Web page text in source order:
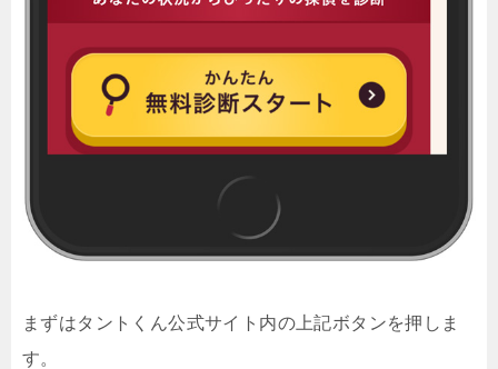
まずはタントくん公式サイト内の上記ボタンを押しま
す。